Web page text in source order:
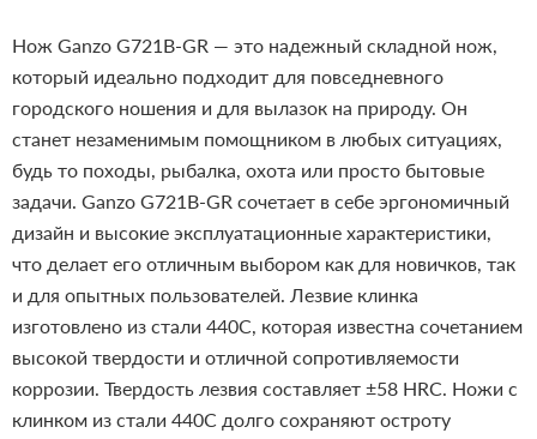
Нож Ganzo G721B-GR — это надежный складной нож,
который идеально подходит для повседневного
городского ношения и для вылазок на природу. Он
станет незаменимым помощником в любых ситуациях,
будь то походы, рыбалка, охота или просто бытовые
задачи. Ganzo G721B-GR сочетает в себе эргономичный
дизайн и высокие эксплуатационные характеристики,
что делает его отличным выбором как для новичков, так
и для опытных пользователей. Лезвие клинка
изготовлено из стали 440C, которая известна сочетанием
высокой твердости и отличной сопротивляемости
коррозии. Твердость лезвия составляет ±58 HRC. Ножи с
клинком из стали 440C долго сохраняют остроту